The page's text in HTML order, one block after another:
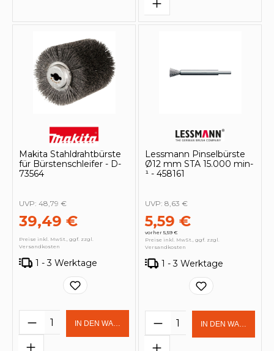
Makita Stahldrahtbürste
für Bürstenschleifer - D-
73564
39,49 €
UVP: 48,79 €
Preise inkl. MwSt., ggf. zzgl.
Versandkosten
1 - 3 Werktage
Produkt Anzahl: Gib den
IN DEN WARENKORB
Lessmann Pinselbürste
Ø12 mm STA 15.000 min-
¹ - 458161
5,59 €
vorher 5,59 €
UVP: 8,63 €
Preise inkl. MwSt., ggf. zzgl.
Versandkosten
1 - 3 Werktage
Produkt Anzahl:
IN DEN